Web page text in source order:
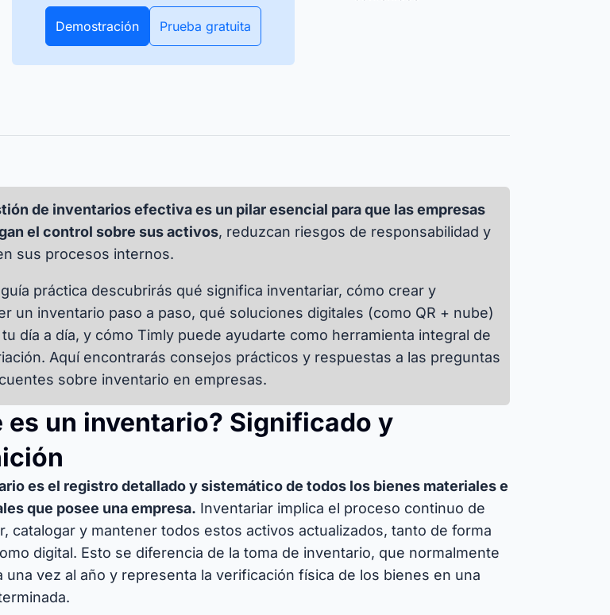
en la
en tiempo real. Los rastreadores
Bluetooth y GPS lo hacen posible.
puedes integrar tus sistemas
interfaces.
Demostración Prueba gratuita
de inventarios efectiva es un pilar esencial para que las empresas
el control sobre sus activos, reduzcan riesgos de responsabilidad y
sus procesos internos.
práctica descubrirás qué significa inventariar, cómo crear y
un inventario paso a paso, qué soluciones digitales (como QR + nube)
día a día, y cómo Timly puede ayudarte como herramienta integral de
Aquí encontrarás consejos prácticos y respuestas a las preguntas
sobre inventario en empresas.
es un inventario? Significado y
es el registro detallado y sistemático de todos los bienes materiales e
que posee una empresa. Inventariar implica el proceso continuo de
catalogar y mantener todos estos activos actualizados, tanto de forma
digital. Esto se diferencia de la toma de inventario, que normalmente
una vez al año y representa la verificación física de los bienes en una